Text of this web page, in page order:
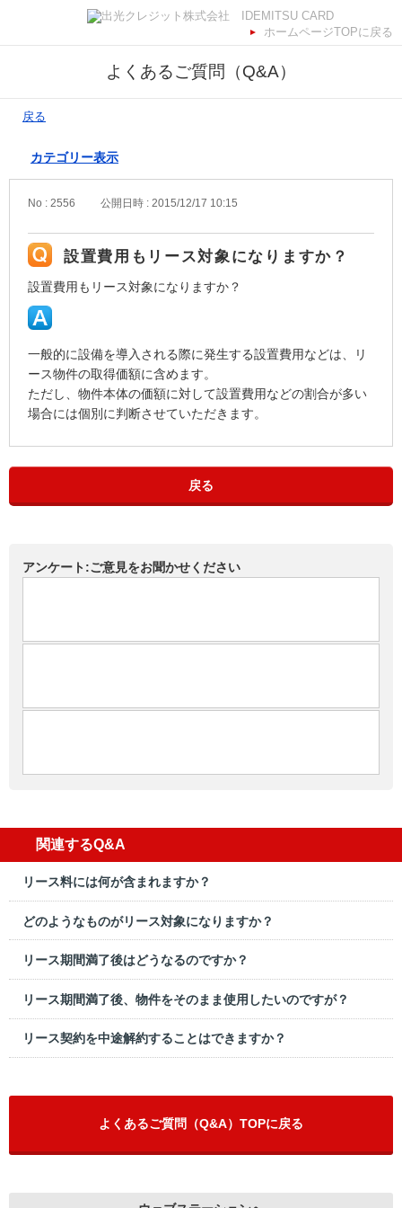
ホームページTOPに戻る
よくあるご質問（Q&A）
戻る
カテゴリー表示
No : 2556 公開日時 : 2015/12/17 10:15
設置費用もリース対象になりますか？
設置費用もリース対象になりますか？
一般的に設備を導入される際に発生する設置費用などは、リ
ース物件の取得価額に含めます。
ただし、物件本体の価額に対して設置費用などの割合が多い
場合には個別に判断させていただきます。
戻る
アンケート:ご意見をお聞かせください
関連するQ&A
リース料には何が含まれますか？
どのようなものがリース対象になりますか？
リース期間満了後はどうなるのですか？
リース期間満了後、物件をそのまま使用したいのですが？
リース契約を中途解約することはできますか？
よくあるご質問（Q&A）TOPに戻る